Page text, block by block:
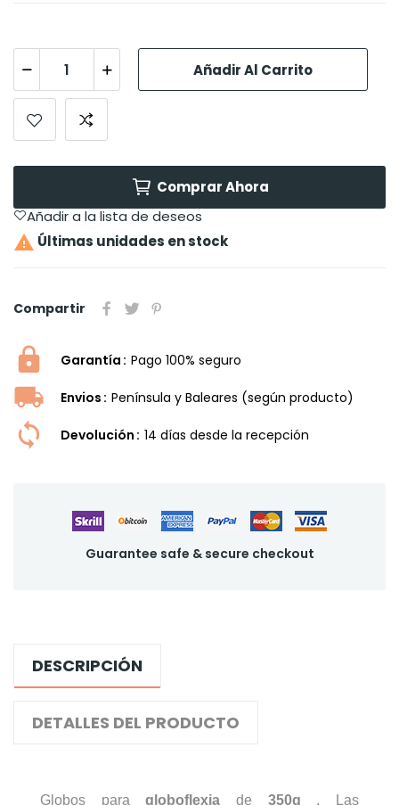
Añadir Al Carrito
Comprar Ahora
Añadir a la lista de deseos
 Últimas unidades en stock
Compartir
Garantía Pago 100% seguro
Envios Península y Baleares (según producto)
Devolución 14 dí­as desde la recepción
Guarantee safe & secure checkout
DESCRIPCIÓN
DETALLES DEL PRODUCTO
Globos paragloboflexia de 350q . Las